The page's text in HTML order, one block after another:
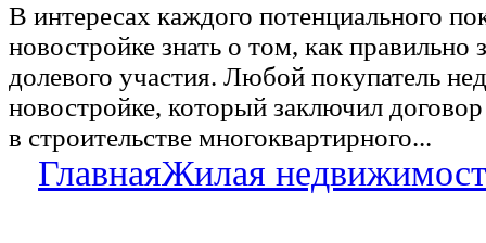
В интересах каждого потенциального
новостройке знать о том, как правильно
долевого участия. Любой покупатель
новостройке, который заключил
в строительстве многоквартирного...
ГлавнаяЖилая